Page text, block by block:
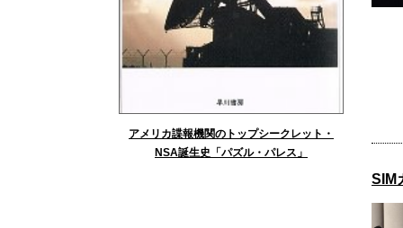
アメリカ諜報機関のトップシークレット・
NSA誕生史「パズル・パレス」
SIM